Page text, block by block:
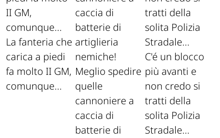
La fanteria che
carica a piedi
fa molto II GM,
comunque...
Meglio spedire
quelle
cannoniere a
caccia di
batterie di
C'é un blocco
più avanti e
non credo si
tratti della
solita Polizia
Stradale...